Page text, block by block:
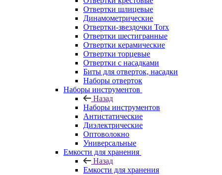
Отвертки шлицевые
Динамометрические
Отвертки-звездочки Torx
Отвертки шестигранные
Отвертки керамические
Отвертки торцевые
Отвертки с насадками
Биты для отверток, насадки
Наборы отверток
Наборы инструментов
Назад
Наборы инструментов
Антистатические
Диэлектрические
Оптоволокно
Универсальные
Емкости для хранения
Назад
Емкости для хранения